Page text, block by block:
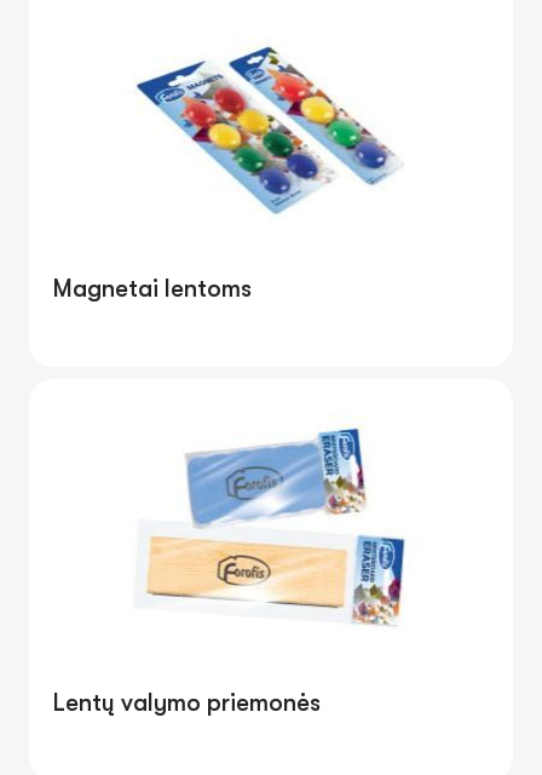
Magnetai lentoms
Lentų valymo priemonės